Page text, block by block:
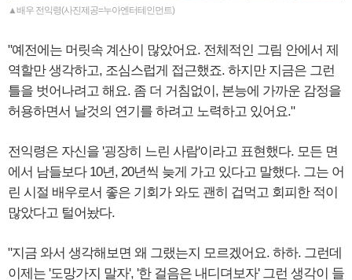
▲배우 전익령(사진제공=누아엔터테인먼트)
"예전에는 머릿속 계산이 많았어요. 전체적인 그림 안에서 제
역할만 생각하고, 조심스럽게 접근했죠. 하지만 지금은 그런
틀을 벗어나려고 해요. 좀 더 거침없이, 본능에 가까운 감정을
허용하면서 날것의 연기를 하려고 노력하고 있어요."
전익령은 자신을 '굉장히 느린 사람'이라고 표현했다. 모든 면
에서 남들보다 10년, 20년씩 늦게 가고 있다고 말했다. 그는 어
린 시절 배우로서 좋은 기회가 와도 괜히 겁먹고 회피한 적이
많았다고 털어놨다.
"지금 와서 생각해보면 왜 그랬는지 모르겠어요. 하하. 그런데
이제는 '도망가지 말자', '한 걸음은 내디뎌보자' 그런 생각이 들